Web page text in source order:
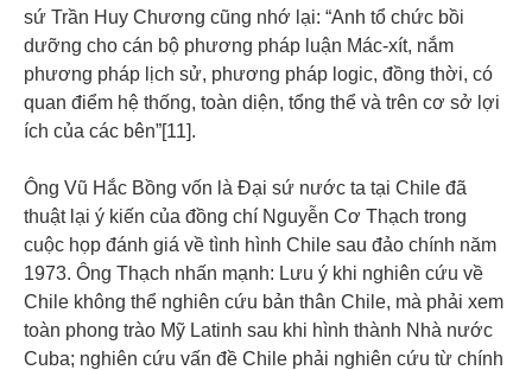
sứ Trần Huy Chương cũng nhớ lại: “Anh tổ chức bồi
dưỡng cho cán bộ phương pháp luận Mác-xít, nắm
phương pháp lịch sử, phương pháp logic, đồng thời, có
quan điểm hệ thống, toàn diện, tổng thể và trên cơ sở lợi
ích của các bên”[11].
Ông Vũ Hắc Bồng vốn là Đại sứ nước ta tại Chile đã
thuật lại ý kiến của đồng chí Nguyễn Cơ Thạch trong
cuộc họp đánh giá về tình hình Chile sau đảo chính năm
1973. Ông Thạch nhấn mạnh: Lưu ý khi nghiên cứu về
Chile không thể nghiên cứu bản thân Chile, mà phải xem
toàn phong trào Mỹ Latinh sau khi hình thành Nhà nước
Cuba; nghiên cứu vấn đề Chile phải nghiên cứu từ chính